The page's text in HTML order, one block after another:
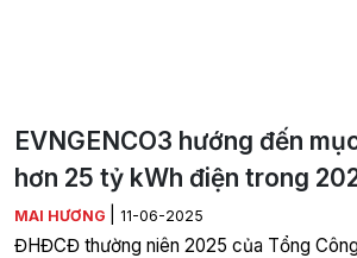
EVNGENCO3 hướng đến
hơn 25 tỷ kWh điện trong
MAI HƯƠNG 11-06-2025
ĐHĐCĐ thường niên 2025 của Tổng